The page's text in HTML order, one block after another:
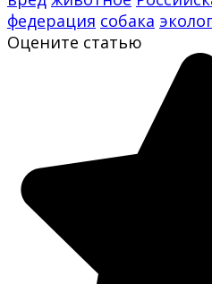
федерация собака
Оцените статью